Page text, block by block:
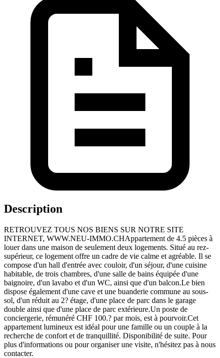
Description
RETROUVEZ TOUS NOS BIENS SUR NOTRE SITE
INTERNET, WWW.NEU-IMMO.CHAppartement de 4.5 pièces à
louer dans une maison de seulement deux logements. Situé au rez-
supérieur, ce logement offre un cadre de vie calme et agréable. Il se
compose d'un hall d'entrée avec couloir, d'un séjour, d'une cuisine
habitable, de trois chambres, d'une salle de bains équipée d'une
baignoire, d'un lavabo et d'un WC, ainsi que d'un balcon.Le bien
dispose également d'une cave et une buanderie commune au sous-
sol, d'un réduit au 2? étage, d'une place de parc dans le garage
double ainsi que d'une place de parc extérieure.Un poste de
conciergerie, rémunéré CHF 100.? par mois, est à pourvoir.Cet
appartement lumineux est idéal pour une famille ou un couple à la
recherche de confort et de tranquillité. Disponibilité de suite. Pour
plus d'informations ou pour organiser une visite, n'hésitez pas à nous
contacter.